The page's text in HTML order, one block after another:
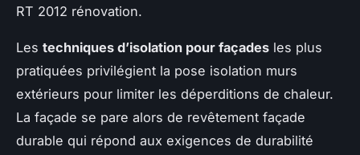
RT 2012 rénovation.
Les techniques d’isolation pour façades les plus
pratiquées privilégient la pose isolation murs
extérieurs pour limiter les déperditions de chaleur.
La façade se pare alors de revêtement façade
durable qui répond aux exigences de durabilité